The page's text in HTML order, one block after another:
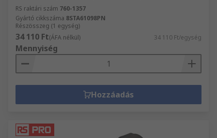
RS raktári szám 760-1357
Gyártó cikkszáma 8STA61098PN
Részösszeg (1 egység)
34 110 Ft(ÁFA nélkül) 34 110 Ft/egység
Mennyiség
Hozzáadás